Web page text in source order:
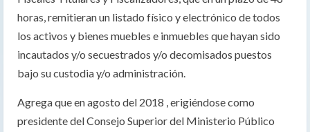
horas, remitieran un listado físico y electrónico de todos
los activos y bienes muebles e inmuebles que hayan sido
incautados y/o secuestrados y/o decomisados puestos
bajo su custodia y/o administración.
Agrega que en agosto del 2018 , erigiéndose como
presidente del Consejo Superior del Ministerio Público